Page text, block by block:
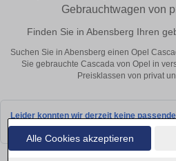
Alle Cookies akzeptieren
Gebrauchtwagen von
Finden Sie in Abensberg Ihren
Suchen Sie in Abensberg einen Opel
Sie gebrauchte Cascada von Opel in
Preisklassen von privat
Leider konnten wir derzeit keine
bald wieder vorbei!